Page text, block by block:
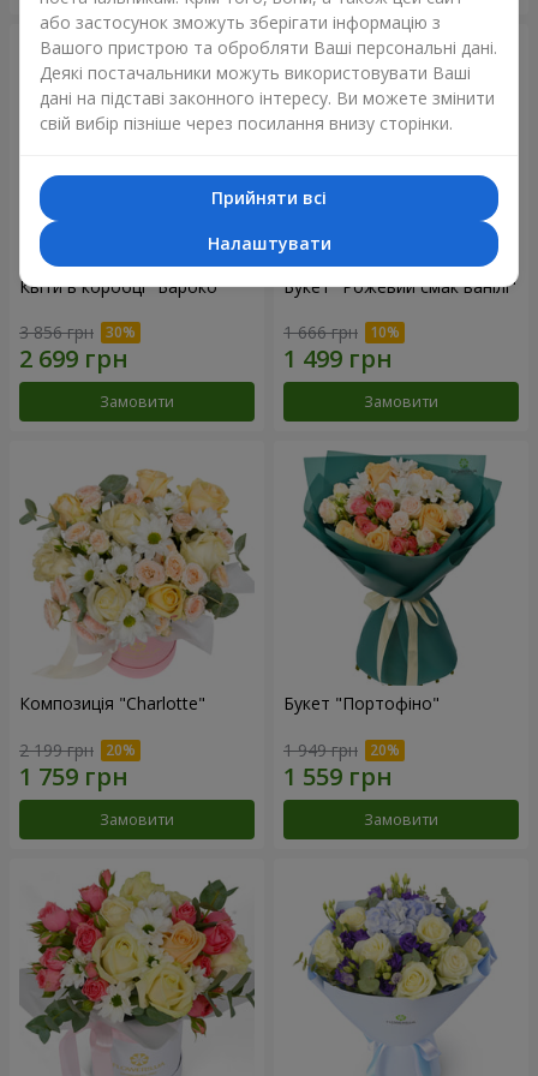
Квіти в коробці "Бароко"
3 856 грн
Замовити
Букет "Рожевий смак ванілі"
1 666 грн
Замовити
Композиція "Charlotte"
2 199 грн
Замовити
Букет "Портофіно"
1 949 грн
Замовити
або застосунок зможуть зберігати інформацію з
Вашого пристрою та обробляти Ваші персональні дані.
Деякі постачальники можуть використовувати Ваші
дані на підставі законного інтересу. Ви можете змінити
свій вибір пізніше через посилання внизу сторінки.
Прийняти всі
Налаштувати